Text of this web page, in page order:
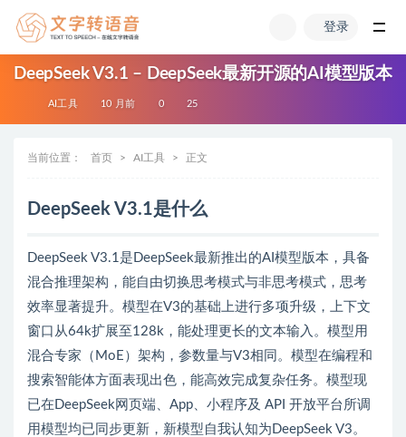
登录
DeepSeek V3.1 – DeepSeek最新开源的AI模型版本
AI工具 10 月前 0 25
当前位置： 首页 AI工具 正文
DeepSeek V3.1是什么
DeepSeek V3.1是DeepSeek最新推出的AI模型版本，具备
混合推理架构，能自由切换思考模式与非思考模式，思考
效率显著提升。模型在V3的基础上进行多项升级，上下文
窗口从64k扩展至128k，能处理更长的文本输入。模型用
混合专家（MoE）架构，参数量与V3相同。模型在编程和
搜索智能体方面表现出色，能高效完成复杂任务。模型现
已在DeepSeek网页端、App、小程序及 API 开放平台所调
用模型均已同步更新，新模型自我认知为DeepSeek V3。